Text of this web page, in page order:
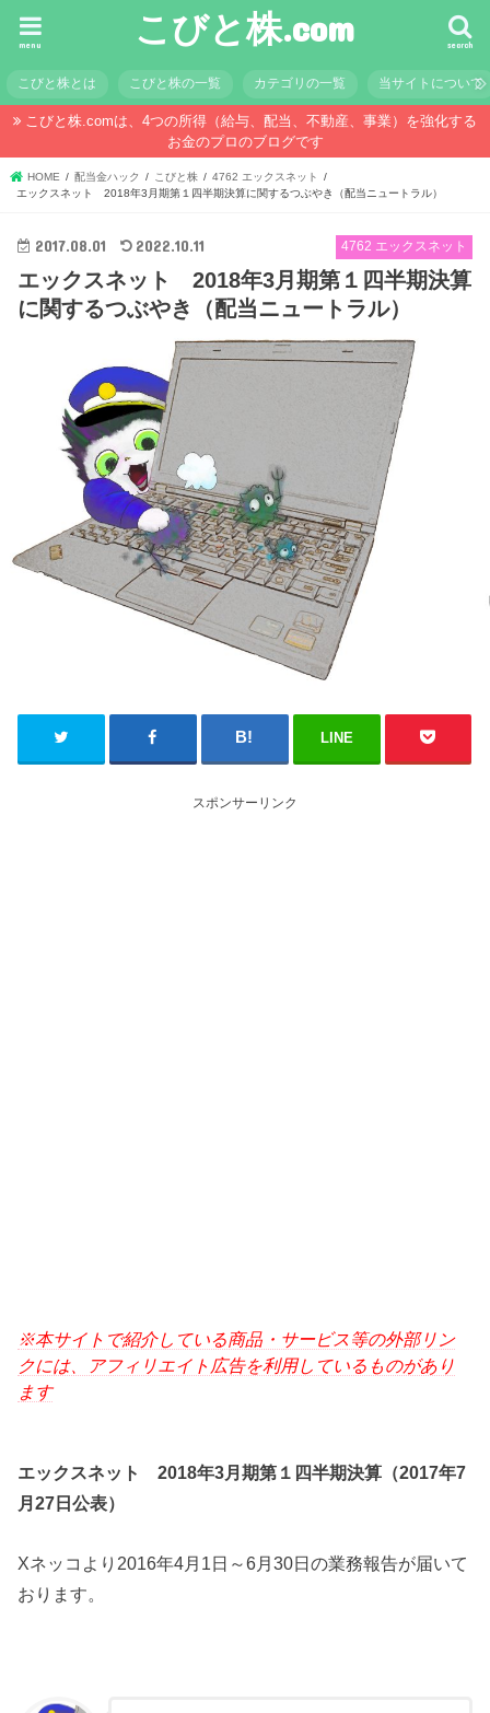
こびと株.com search
menu
こびと株とは こびと株の一覧 カテゴリの一覧 当サイトについて
こびと株.comは、4つの所得（給与、配当、不動産、事業）を強化する
お金のプロのブログです
HOME 配当金ハック こびと株
4762 エックスネット
エックスネット 2018年3月期第１四半期決算に関するつぶやき（配当ニュートラル）
4762 エックスネット
2017.08.01 2022.10.11
エックスネット 2018年3月期第１四半期決算
に関するつぶやき（配当ニュートラル）
LINE
スポンサーリンク
※本サイトで紹介している商品・サービス等の外部リン
クには、アフィリエイト広告を利用しているものがあり
ます
エックスネット 2018年3月期第１四半期決算（2017年7
月27日公表）
Xネッコより2016年4月1日～6月30日の業務報告が届いて
おります。